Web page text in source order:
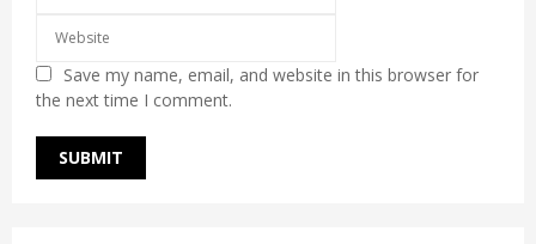
Save my name, email, and website in this browser for
the next time I comment.